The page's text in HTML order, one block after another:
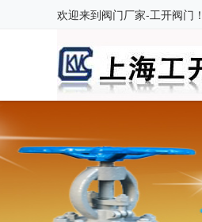
欢迎来到阀门厂家-工开阀门 ！